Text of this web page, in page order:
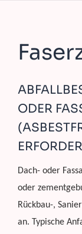
ODER
Dach- oder
oder
Rückbau-,
an. Typische